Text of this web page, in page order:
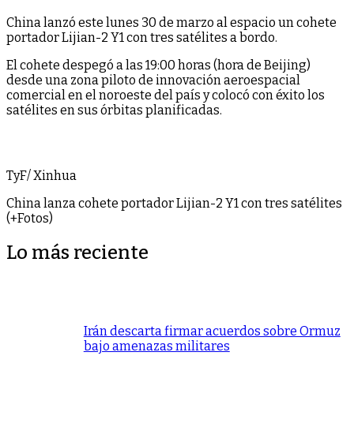
China lanzó este lunes 30 de marzo al espacio un cohete
portador Lijian-2 Y1 con tres satélites a bordo.
El cohete despegó a las 19:00 horas (hora de Beijing)
desde una zona piloto de innovación aeroespacial
comercial en el noroeste del país y colocó con éxito los
satélites en sus órbitas planificadas.
TyF/ Xinhua
China lanza cohete portador Lijian-2 Y1 con tres satélites
(+Fotos)
Lo más reciente
Irán descarta firmar acuerdos sobre Ormuz
bajo amenazas militares